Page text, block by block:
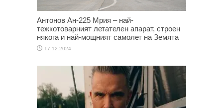
Антонов Ан-225 Мрия – най-
тежкотоварният летателен апарат, строен
някога и най-мощният самолет на Земята
17.12.2024